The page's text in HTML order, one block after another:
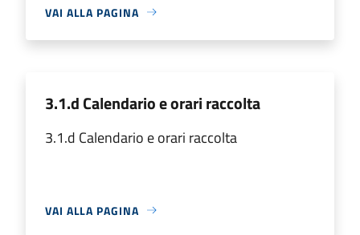
VAI ALLA PAGINA
3.1.d Calendario e orari raccolta
3.1.d Calendario e orari raccolta
VAI ALLA PAGINA